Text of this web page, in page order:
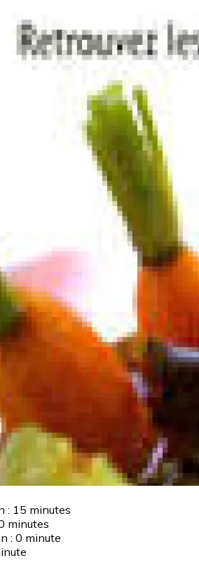
: 15 minutes
minutes
: 0 minute